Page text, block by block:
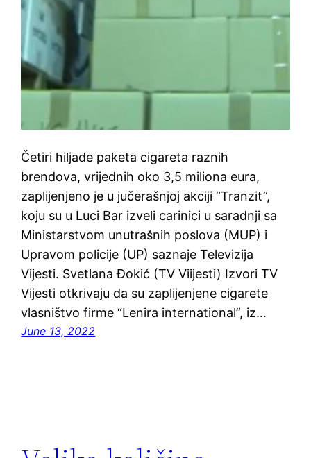
Četiri hiljade paketa cigareta raznih
brendova, vrijednih oko 3,5 miliona eura,
zaplijenjeno je u jučerašnjoj akciji “Tranzit”,
koju su u Luci Bar izveli carinici u saradnji sa
Ministarstvom unutrašnih poslova (MUP) i
Upravom policije (UP) saznaje Televizija
Vijesti. Svetlana Đokić (TV Viijesti) Izvori TV
Vijesti otkrivaju da su zaplijenjene cigarete
vlasništvo firme “Lenira international”, iz…
June 13, 2022